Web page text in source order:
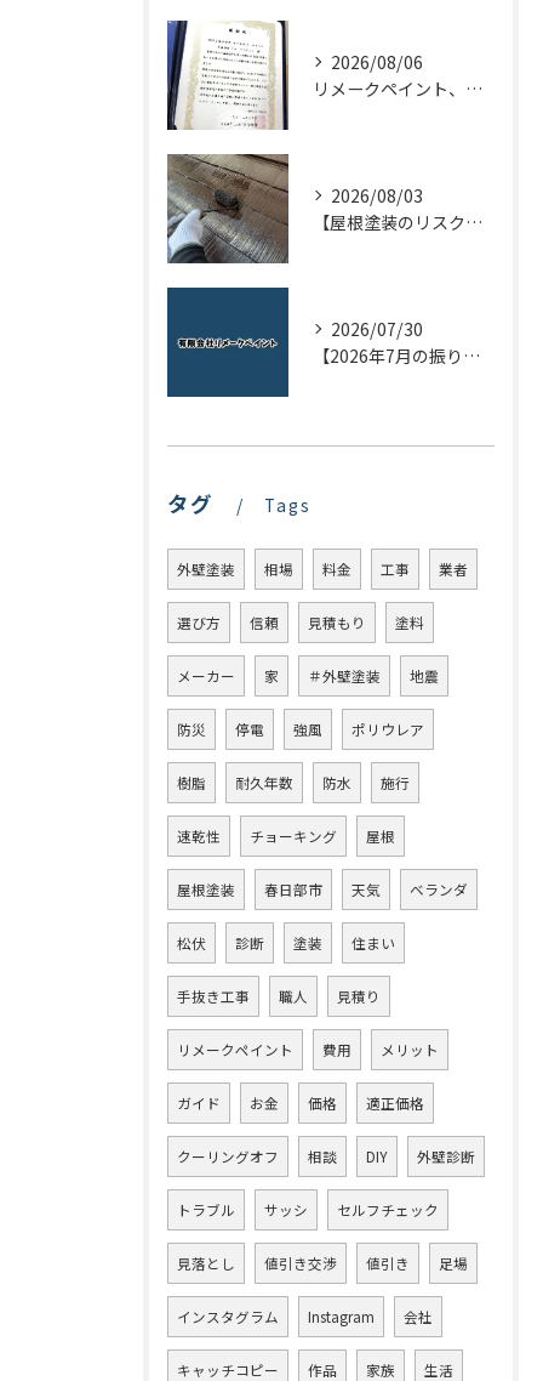
2026/08/06
リメークペイント、感謝状を頂く！
2026/08/03
【屋根塗装のリスクを下げる！】屋根の点検はドローンで！
2026/07/30
【2026年7月の振り返り】リメークペイントブログまとめ
タグ Tags
外壁塗装 相場 料金 工事 業者
選び方 信頼 見積もり 塗料
メーカー 家 ＃外壁塗装 地震
防災 停電 強風 ポリウレア
樹脂 耐久年数 防水 施行
速乾性 チョーキング 屋根
屋根塗装 春日部市 天気 ベランダ
松伏 診断 塗装 住まい
手抜き工事 職人 見積り
リメークペイント 費用 メリット
ガイド お金 価格 適正価格
クーリングオフ 相談 DIY 外壁診断
トラブル サッシ セルフチェック
見落とし 値引き交渉 値引き 足場
インスタグラム Instagram 会社
キャッチコピー 作品 家族 生活